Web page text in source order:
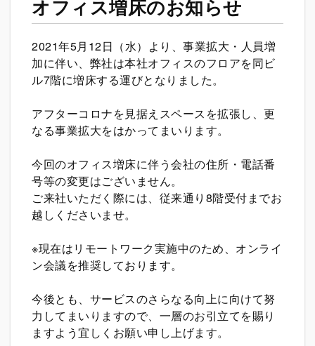
オフィス増床のお知らせ
2021年5月12日（水）より、事業拡大・人員増
加に伴い、弊社は本社オフィスのフロアを同ビ
ル7階に増床する運びとなりました。
アフターコロナを見据えスペースを拡張し、更
なる事業拡大をはかってまいります。
今回のオフィス増床に伴う会社の住所・電話番
号等の変更はございません。
ご来社いただく際には、従来通り8階受付までお
越しくださいませ。
※現在はリモートワーク実施中のため、オンライ
ン会議を推奨しております。
今後とも、サービスのさらなる向上に向けて努
力してまいりますので、一層のお引立てを賜り
ますよう宜しくお願い申し上げます。